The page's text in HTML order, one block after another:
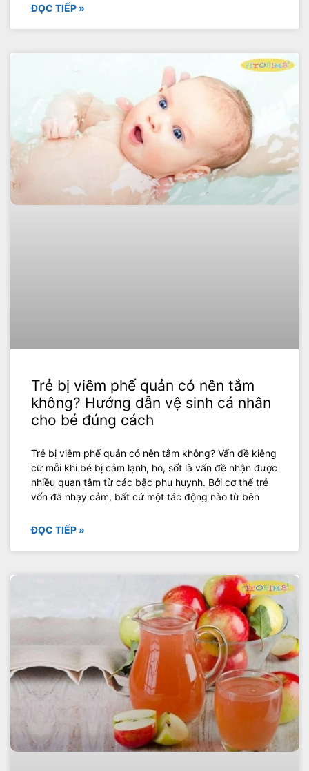
ĐỌC TIẾP »
Trẻ bị viêm phế quản có nên tắm
không? Hướng dẫn vệ sinh cá nhân
cho bé đúng cách
Trẻ bị viêm phế quản có nên tắm không? Vấn đề kiêng
cữ mỗi khi bé bị cảm lạnh, ho, sốt là vấn đề nhận được
nhiều quan tâm từ các bậc phụ huynh. Bởi cơ thể trẻ
vốn đã nhạy cảm, bất cứ một tác động nào từ bên
ĐỌC TIẾP »